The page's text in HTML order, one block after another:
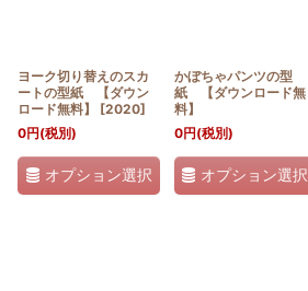
ヨーク切り替えのスカ
ートの型紙 【ダウン
ロード無料】
[2020]
0円(税別)
オプション選択
かぼちゃパンツの型
紙 【ダウンロード無
料】
0円(税別)
オプション選択